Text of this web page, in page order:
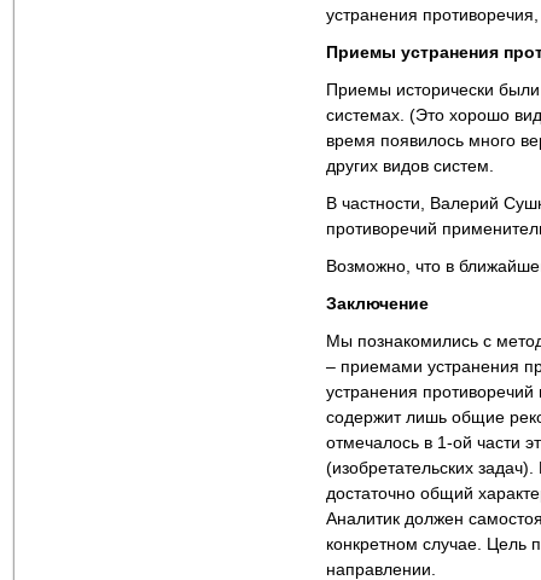
устранения
Приемы устранения
Приемы исторически
системах. (Это хорошо
время появилось много
других видов систем.
В частности, Валерий
противоречий
Возможно, что в
Заключение
Мы познакомились с
– приемами устранения
устранения
содержит лишь общие
отмечалось в 1-ой части
(изобретательских
достаточно общий
Аналитик должен
конкретном случае. Цель
направлении.